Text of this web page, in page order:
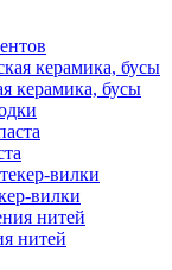
керамика, бусы
вилки
нитей